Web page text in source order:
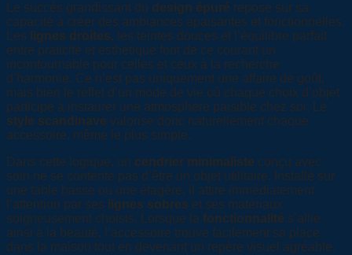
Le succès grandissant du design épuré repose sur sa
capacité à créer des ambiances apaisantes et fonctionnelles.
Les
lignes droites, les teintes douces et l’équilibre parfait
entre praticité et esthétique font de ce courant un
incontournable pour celles et ceux à la recherche
d’harmonie. Ce n’est pas uniquement une affaire de goût,
mais bien le reflet d’un mode de vie où chaque choix d’objet
participe à instaurer une atmosphère paisible chez soi. Le
style scandinave valorise donc naturellement chaque
accessoire, même le plus simple.
Dans cette logique, un cendrier minimaliste conçu avec
soin ne se contente pas d’être un objet utilitaire. Installé sur
une table basse ou une étagère, il attire immédiatement
l’attention par ses
lignes sobres et ses matériaux
soigneusement choisis. Lorsque la fonctionnalité s’allie
ainsi à la beauté, l’accessoire trouve facilement sa place
dans la maison tout en devenant un repère visuel agréable.